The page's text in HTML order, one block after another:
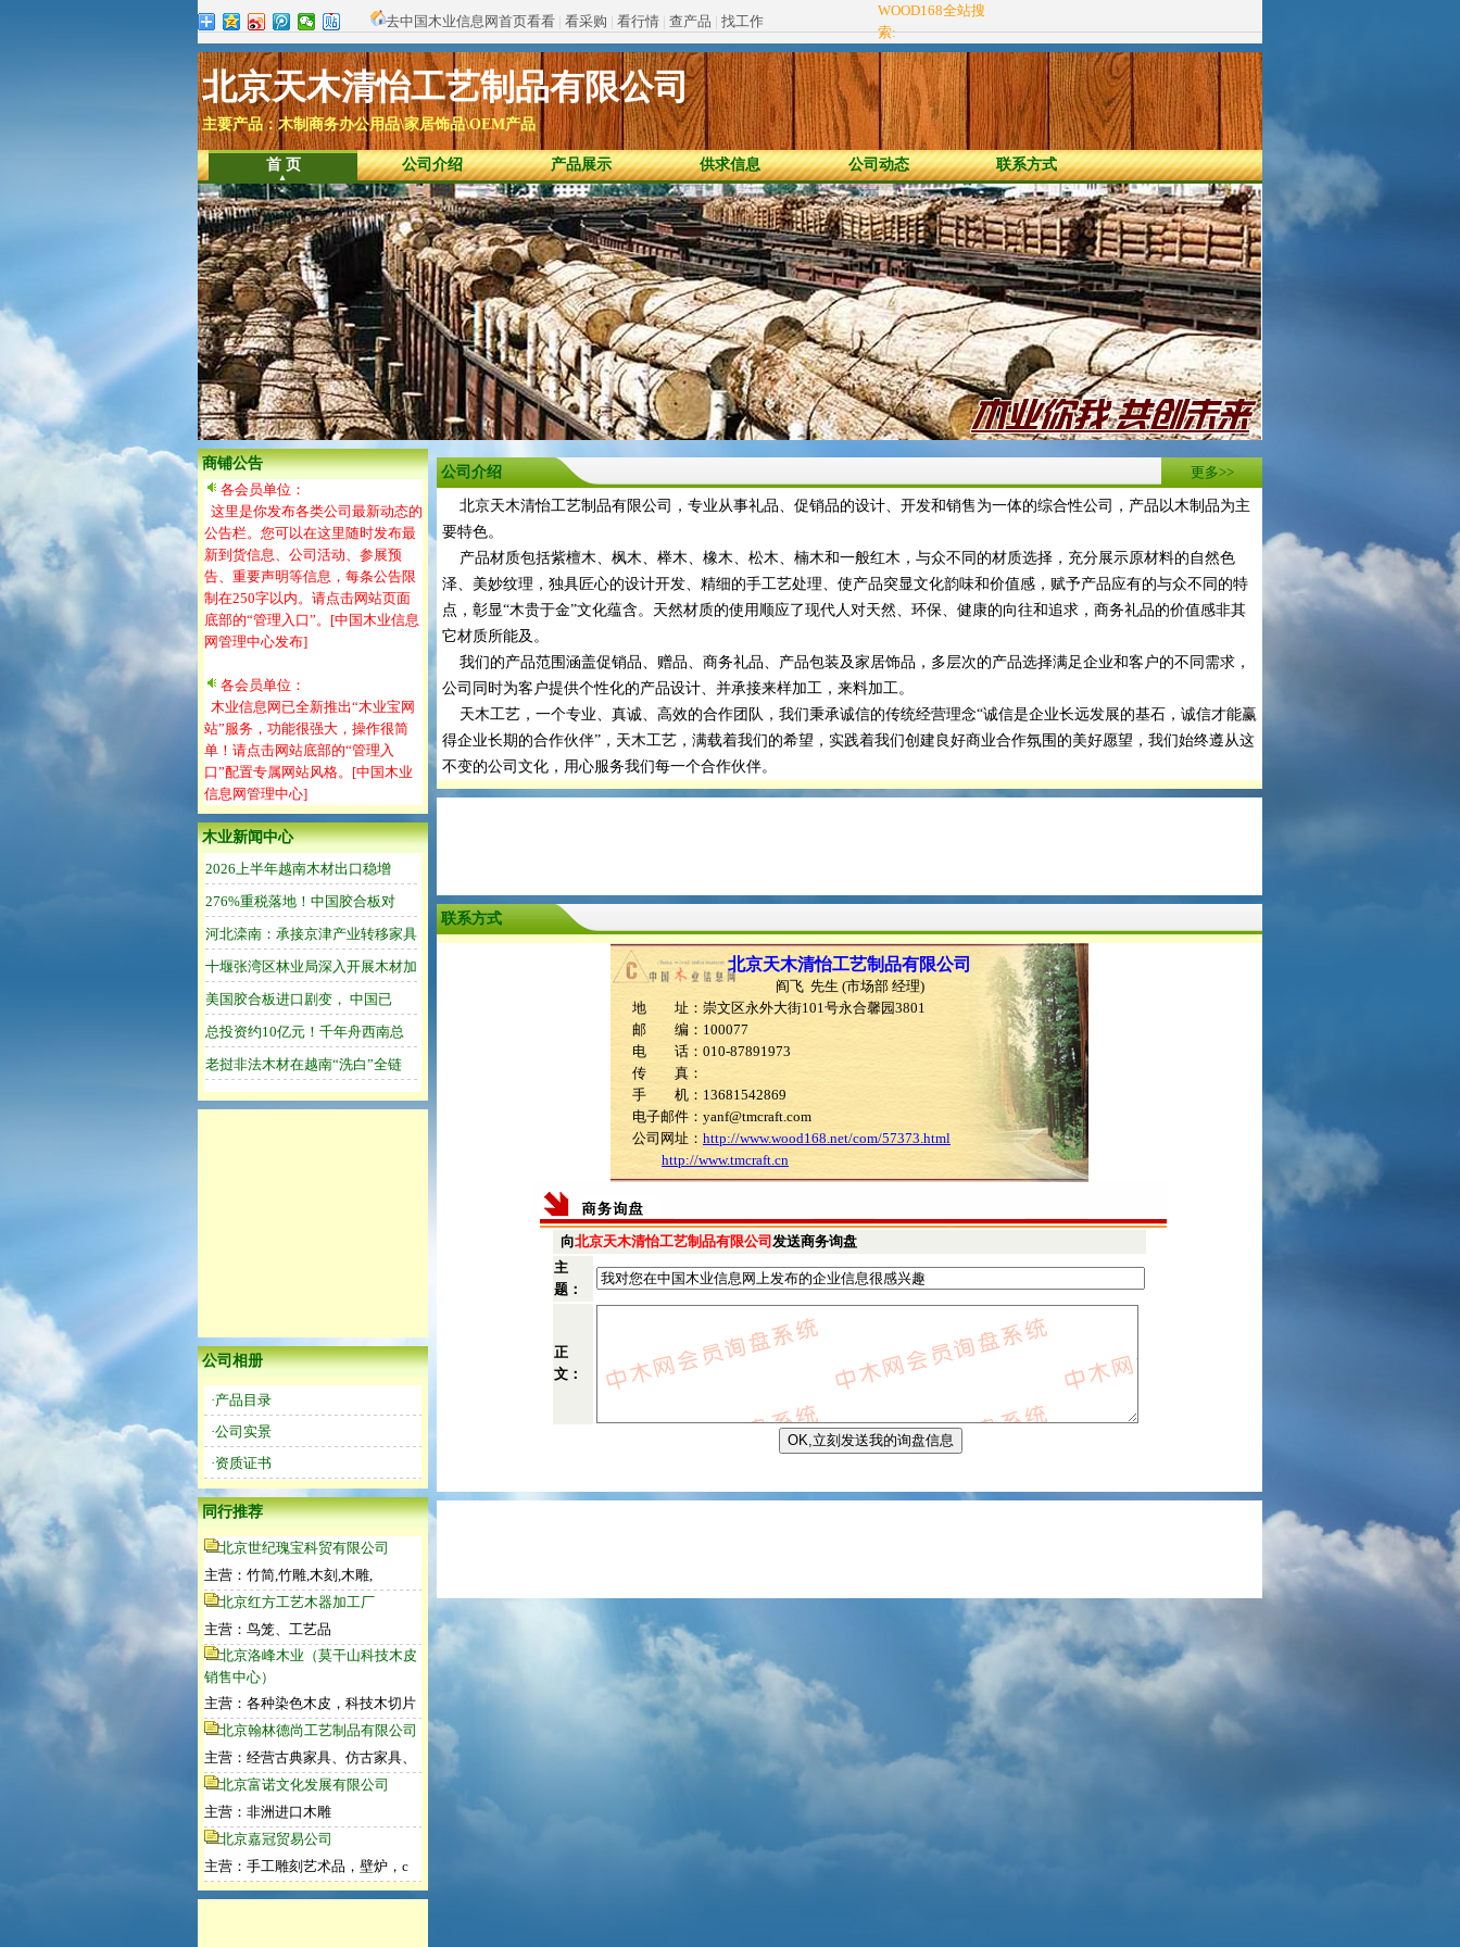
去中国木业信息网首页看看 | 看采购 | 看行情 | 查产品 | 找工作
WOOD168全站搜
索:
北京天木清怡工艺制品有限公司
主要产品：木制商务办公用品\家居饰品\OEM产品
首 页 公司介绍 产品展示 供求信息 公司动态 联系方式
商铺公告
各会员单位：
这里是你发布各类公司最新动态的
公告栏。您可以在这里随时发布最
新到货信息、公司活动、参展预
告、重要声明等信息，每条公告限
制在250字以内。请点击网站页面
底部的“管理入口”。[中国木业信息
网管理中心发布]
各会员单位：
木业信息网已全新推出“木业宝网
站”服务，功能很强大，操作很简
单！请点击网站底部的“管理入
口”配置专属网站风格。[中国木业
信息网管理中心]
木业新闻中心
公司相册
·产品目录
·公司实景
·资质证书
同行推荐
北京世纪瑰宝科贸有限公司
主营：竹简,竹雕,木刻,木雕,
北京红方工艺木器加工厂
主营：鸟笼、工艺品
北京洛峰木业（莫干山科技木皮
销售中心）
主营：各种染色木皮，科技木切片
北京翰林德尚工艺制品有限公司
主营：经营古典家具、仿古家具、
北京富诺文化发展有限公司
主营：非洲进口木雕
北京嘉冠贸易公司
主营：手工雕刻艺术品，壁炉，c
公司介绍 更多>>
北京天木清怡工艺制品有限公司，专业从事礼品、促销品的设计、开发和销售为一体的综合性公司，产品以木制品为主
要特色。
产品材质包括紫檀木、枫木、榉木、橡木、松木、楠木和一般红木，与众不同的材质选择，充分展示原材料的自然色
泽、美妙纹理，独具匠心的设计开发、精细的手工艺处理、使产品突显文化韵味和价值感，赋予产品应有的与众不同的特
点，彰显“木贵于金”文化蕴含。天然材质的使用顺应了现代人对天然、环保、健康的向往和追求，商务礼品的价值感非其
它材质所能及。
我们的产品范围涵盖促销品、赠品、商务礼品、产品包装及家居饰品，多层次的产品选择满足企业和客户的不同需求，
公司同时为客户提供个性化的产品设计、并承接来样加工，来料加工。
天木工艺，一个专业、真诚、高效的合作团队，我们秉承诚信的传统经营理念“诚信是企业长远发展的基石，诚信才能赢
得企业长期的合作伙伴”，天木工艺，满载着我们的希望，实践着我们创建良好商业合作氛围的美好愿望，我们始终遵从这
不变的公司文化，用心服务我们每一个合作伙伴。
联系方式
北京天木清怡工艺制品有限公司
阎飞 先生 (市场部 经理)
地 址：崇文区永外大街101号永合馨园3801
邮 编：100077
电 话：010-87891973
传 真：
手 机：13681542869
电子邮件：yanf@tmcraft.com
公司网址： http://www.wood168.net/com/57373.html
http://www.tmcraft.cn
向北京天木清怡工艺制品有限公司 发送商务询盘
主
题：
正
文：